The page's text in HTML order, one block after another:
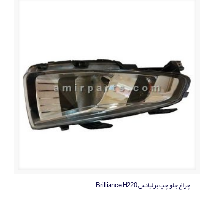
چراغ جلو چپ برلیانس Brilliance H220